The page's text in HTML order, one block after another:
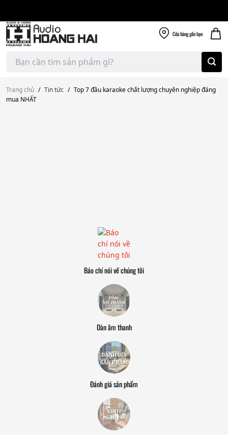
content
Cửa hànggần bạn
Tìm
kiếm:
Trang chủ / Tin tức / Top 7 đầu karaoke chất lượng chuyên nghiệp đáng
mua NHẤT
Báo chí nói về chúng tôi
Dàn âm thanh
Đánh giá sản phẩm